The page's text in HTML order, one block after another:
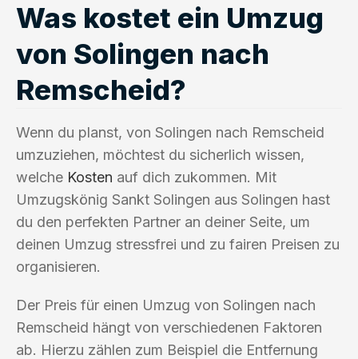
Was kostet ein Umzug
von Solingen nach
Remscheid?
Wenn du planst, von Solingen nach Remscheid
umzuziehen, möchtest du sicherlich wissen,
welche Kosten auf dich zukommen. Mit
Umzugskönig Sankt Solingen aus Solingen hast
du den perfekten Partner an deiner Seite, um
deinen Umzug stressfrei und zu fairen Preisen zu
organisieren.
Der Preis für einen Umzug von Solingen nach
Remscheid hängt von verschiedenen Faktoren
ab. Hierzu zählen zum Beispiel die Entfernung